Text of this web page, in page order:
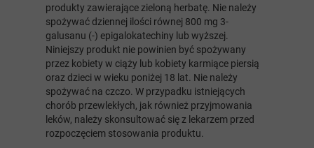
produkty zawierające zieloną herbatę. Nie należy
spożywać dziennej ilości równej 800 mg 3-
galusanu (-) epigalokatechiny lub wyższej.
Niniejszy produkt nie powinien być spożywany
przez kobiety w ciąży lub kobiety karmiące piersią
oraz dzieci w wieku poniżej 18 lat. Nie należy
spożywać na czczo. W przypadku istniejących
chorób przewlekłych, jak również przyjmowania
leków, należy skonsultować się z lekarzem przed
rozpoczęciem stosowania produktu.